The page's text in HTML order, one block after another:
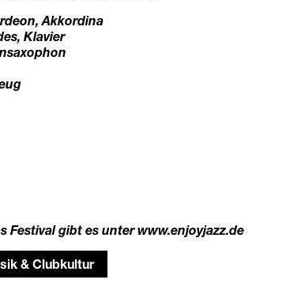
Akkordina
Klavier
Festival gibt es unterwww.enjoyjazz.de
& Clubkultur